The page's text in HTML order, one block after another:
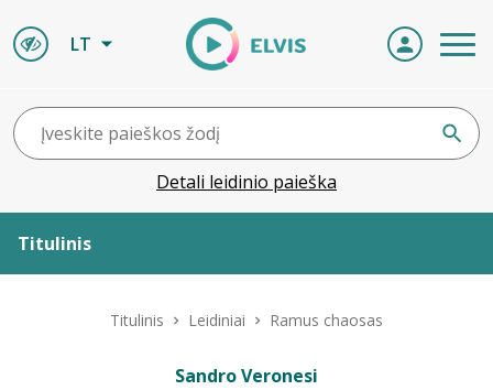
LT
Detali leidinio paieška
Titulinis
Titulinis Leidiniai Ramus chaosas
Sandro Veronesi